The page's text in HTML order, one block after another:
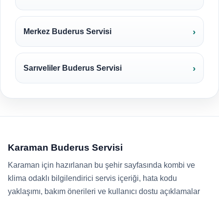
Merkez Buderus Servisi
Sarıveliler Buderus Servisi
Karaman Buderus Servisi
Karaman için hazırlanan bu şehir sayfasında kombi ve
klima odaklı bilgilendirici servis içeriği, hata kodu
yaklaşımı, bakım önerileri ve kullanıcı dostu açıklamalar